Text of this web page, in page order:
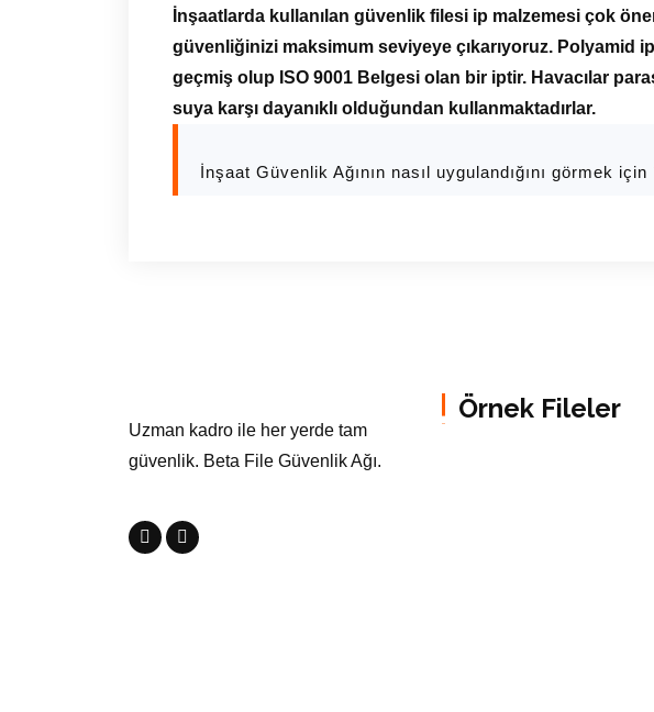
İnşaatlarda kullanılan güvenlik filesi ip malzemesi çok
güvenliğinizi maksimum seviyeye çıkarıyoruz. Polyamid
geçmiş olup ISO 9001 Belgesi olan bir iptir. Havacılar
suya karşı dayanıklı olduğundan kullanmaktadırlar.
İnşaat Güvenlik Ağının nasıl uygulandığını görmek için
Uzman kadro ile her yerde tam
güvenlik. Beta File Güvenlik Ağı.
Örnek Fileler